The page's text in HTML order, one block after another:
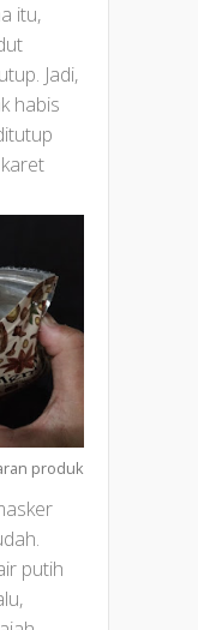
itu,
Jadi,
habis
produk
putih